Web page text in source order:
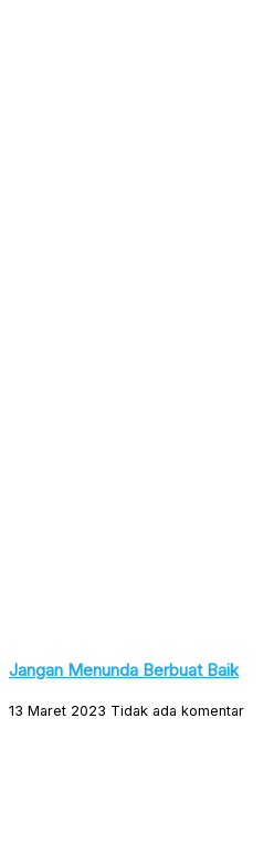
Jangan Menunda Berbuat Baik
13 Maret 2023 Tidak ada komentar